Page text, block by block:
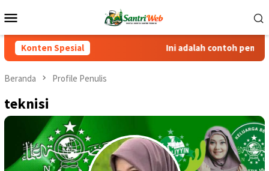
ke
kontenMobile
Konten Spesial Ini adalah contoh
Beranda Profile Penulis
teknisi